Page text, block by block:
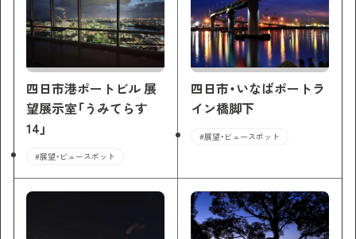
四日市港ポートビル 展
望展示室「うみてらす
14」
#展望・ビュースポット
四日市・いなばポートラ
イン橋脚下
#展望・ビュースポット